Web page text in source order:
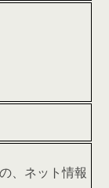
、ネット情報